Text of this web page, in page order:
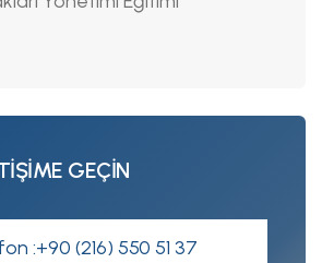
GEÇİN
:+90 (216) 550 51 37